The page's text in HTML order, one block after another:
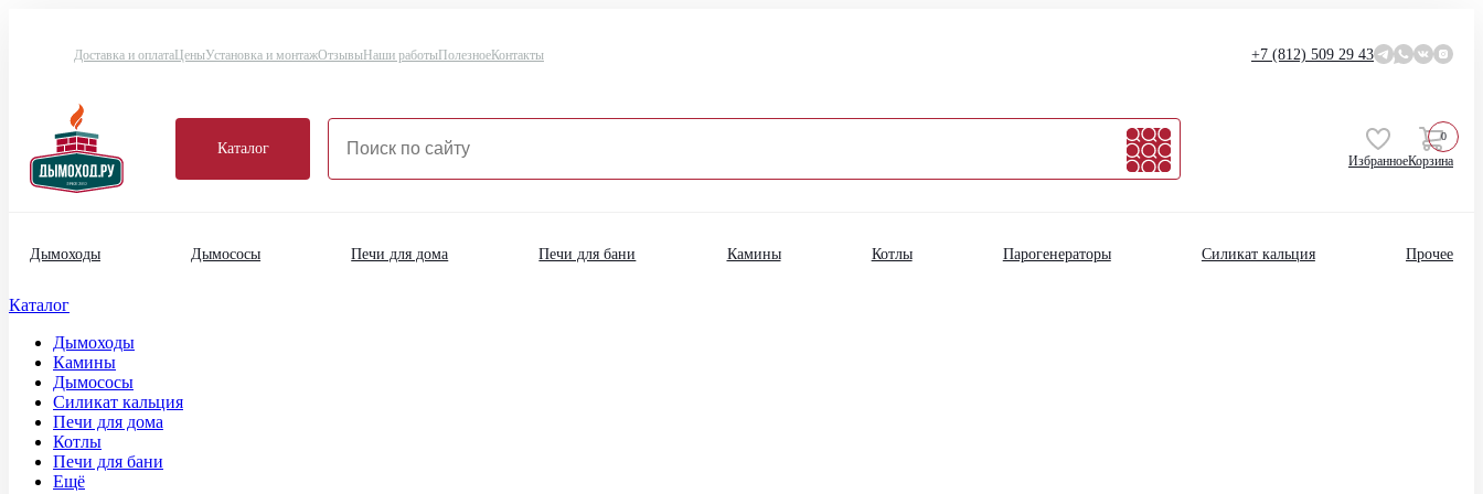
Доставка и оплатаЦеныУстановка и монтажОтзывыНаши работыПолезное Контакты +7 (812) 509 29 43
Каталог
ИзбранноеКорзина
0
Дымоходы Дымососы Печи для дома Печи для бани Камины Котлы Парогенераторы Силикат кальция Прочее
Каталог
Дымоходы
Камины
Дымососы
Силикат кальция
Печи для дома
Котлы
Печи для бани
Ещё